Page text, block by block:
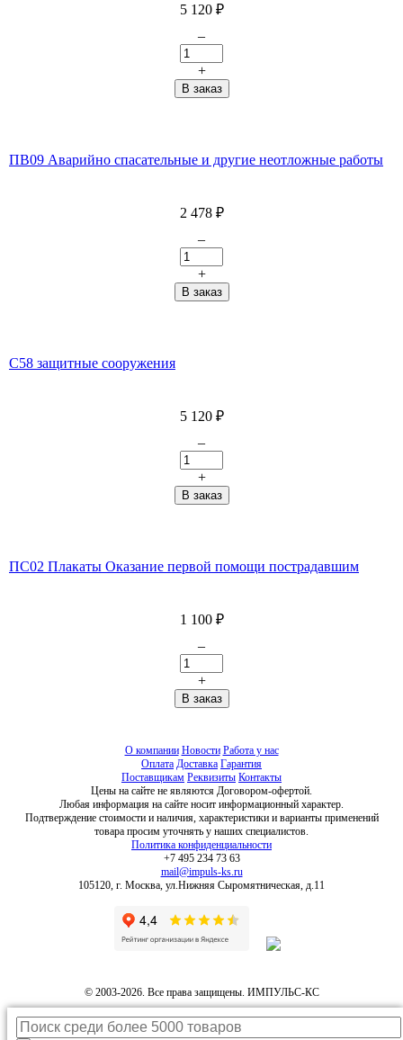
5 120 ₽
–
+
ПВ09 Аварийно спасательные и другие неотложные работы
2 478 ₽
–
+
С58 защитные сооружения
5 120 ₽
–
+
ПС02 Плакаты Оказание первой помощи пострадавшим
1 100 ₽
–
+
О компании Новости Работа у нас
Оплата Доставка Гарантия
Поставщикам Реквизиты Контакты
Цены на сайте не являются Договором-офертой.
Любая информация на сайте носит информационный характер.
Подтверждение стоимости и наличия, характеристики и варианты применений
товара просим уточнять у наших специалистов.
Политика конфиденциальности
+7 495 234 73 63
mail@impuls-ks.ru
105120, г. Москва, ул.Нижняя Сыромятническая, д.11
© 2003-2026. Все права защищены. ИМПУЛЬС-КС